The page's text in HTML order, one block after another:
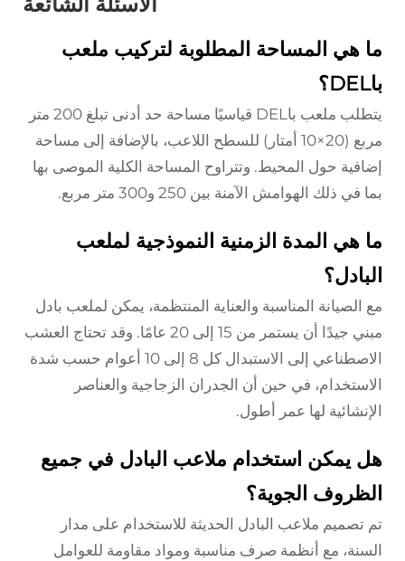
ما هي المساحة المطلوبة لتركيب ملعب
باDEL؟
يتطلب ملعب باDEL قياسيًا مساحة حد أدنى تبلغ 200 متر
مربع (20×10 أمتار) للسطح اللاعب، بالإضافة إلى مساحة
إضافية حول المحيط. وتتراوح المساحة الكلية الموصى بها
بما في ذلك الهوامش الآمنة بين 250 و300 متر مربع.
ما هي المدة الزمنية النموذجية لملعب
البادل؟
مع الصيانة المناسبة والعناية المنتظمة، يمكن لملعب بادل
مبني جيدًا أن يستمر من 15 إلى 20 عامًا. وقد تحتاج العشب
الاصطناعي إلى الاستبدال كل 8 إلى 10 أعوام حسب شدة
الاستخدام، في حين أن الجدران الزجاجية والعناصر
الإنشائية لها عمر أطول.
هل يمكن استخدام ملاعب البادل في جميع
الظروف الجوية؟
تم تصميم ملاعب البادل الحديثة للاستخدام على مدار
السنة، مع أنظمة صرف مناسبة ومواد مقاومة للعوامل